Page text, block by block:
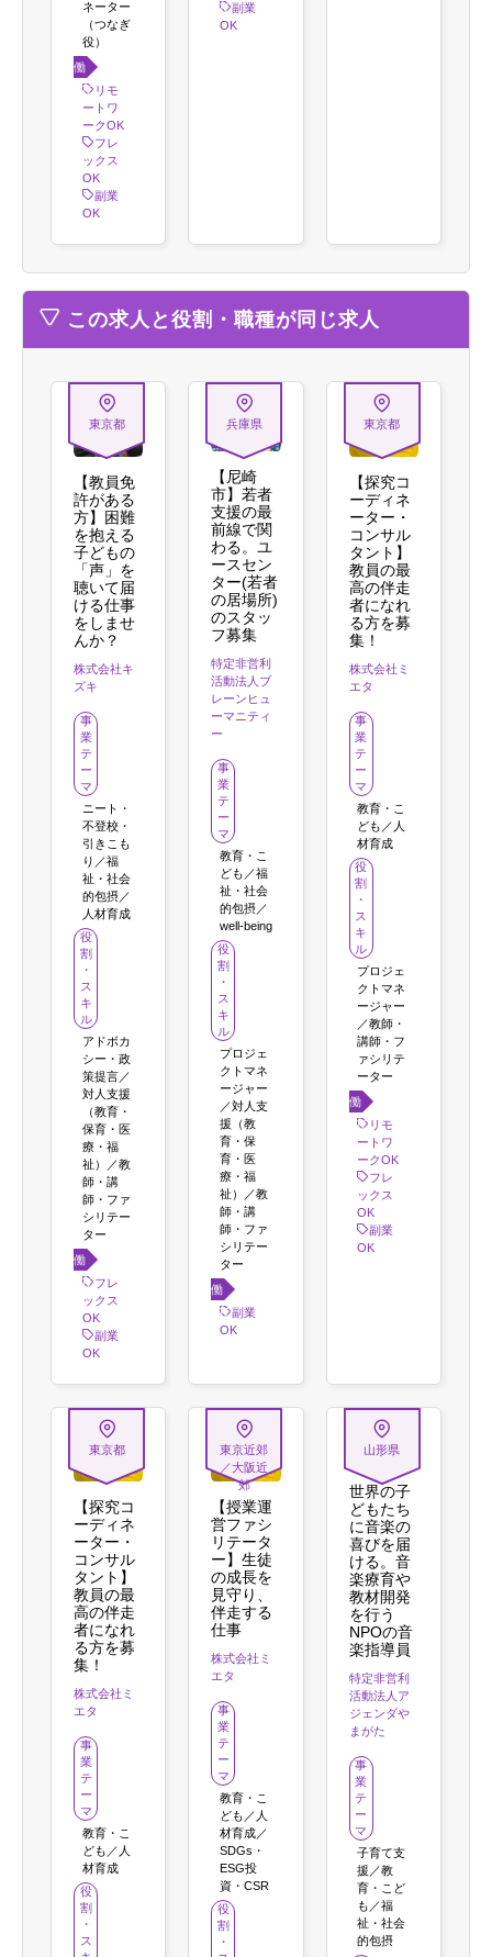
ネーター
（つなぎ
役）
働き
方 リモ
ートワ
ークOK
フレ
ックス
OK
副業
OK
方副業
OK
この求人と役割・職種が同じ求人
東京都
【教員免
許がある
方】困難
を抱える
子どもの
「声」を
聴いて届
ける仕事
をしませ
んか？
株式会社キ
ズキ
事
業
テ
ー
マ
ニート・
不登校・
引きこも
り／福
祉・社会
的包摂／
人材育成
役
割
・
ス
キ
ル
アドボカ
シー・政
策提言／
対人支援
（教育・
保育・医
療・福
祉）／教
師・講
師・ファ
シリテー
ター
働き
方 フレ
ックス
OK
副業
OK
兵庫県
【尼崎
市】若者
支援の最
前線で関
わる。ユ
ースセン
ター(若者
の居場所)
のスタッ
フ募集
特定非営利
活動法人ブ
レーンヒュ
ーマニティ
ー
事
業
テ
ー
マ
教育・こ
ども／福
祉・社会
的包摂／
well-being
役
割
・
ス
キ
ル
プロジェ
クトマネ
ージャー
／対人支
援（教
育・保
育・医
療・福
祉）／教
師・講
師・ファ
シリテー
ター
働き
方副業
OK
東京都
【探究コ
ーディネ
ーター・
コンサル
タント】
教員の最
高の伴走
者になれ
る方を募
集！
株式会社ミ
エタ
事
業
テ
ー
マ
教育・こ
ども／人
材育成
役
割
・
ス
キ
ル
プロジェ
クトマネ
ージャー
／教師・
講師・フ
ァシリテ
ーター
働き
方 リモ
ートワ
ークOK
フレ
ックス
OK
副業
OK
東京都
【探究コ
ーディネ
ーター・
コンサル
タント】
教員の最
高の伴走
者になれ
る方を募
集！
株式会社ミ
エタ
事
業
テ
ー
マ
教育・こ
ども／人
材育成
役
割
・
ス
東京近郊
／大阪近
郊
【授業運
営ファシ
リテータ
ー】生徒
の成長を
見守り、
伴走する
仕事
株式会社ミ
エタ
事
業
テ
ー
マ
教育・こ
ども／人
材育成／
SDGs・
ESG投
資・CSR
役
割
・
山形県
世界の子
どもたち
に音楽の
喜びを届
ける。音
楽療育や
教材開発
を行う
NPOの音
楽指導員
特定非営利
活動法人ア
ジェンダや
まがた
事
業
テ
ー
マ
子育て支
援／教
育・こど
も／福
祉・社会
的包摂